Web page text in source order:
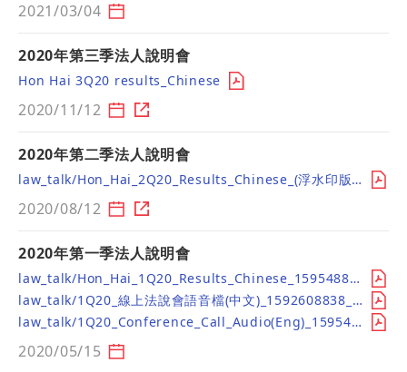
2021/03/04
2020年第三季法人說明會
Hon Hai 3Q20 results_Chinese
2020/11/12
2020年第二季法人說明會
law_talk/Hon_Hai_2Q20_Results_Chinese_(浮水印版)s_1597214264.pdf
2020/08/12
2020年第一季法人說明會
law_talk/Hon_Hai_1Q20_Results_Chinese_1595488856.pdf
law_talk/1Q20_線上法說會語音檔(中文)_1592608838_1595488937.mp3
law_talk/1Q20_Conference_Call_Audio(Eng)_1595488991.mp3
2020/05/15